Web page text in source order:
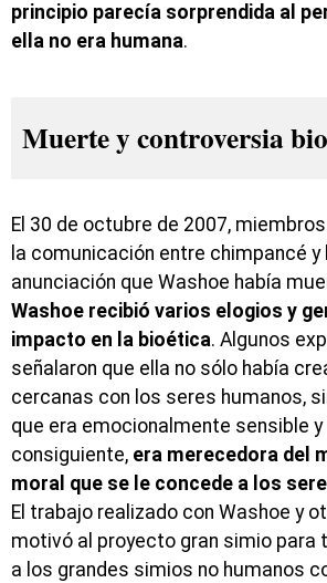
principio parecía sorprendida al
ella no era humana.
Muerte y controversia
El 30 de octubre de 2007,
la comunicación entre chimpancé y
anunciación que Washoe había
Washoe recibió varios elogios y
impacto en la bioética. Algunos
señalaron que ella no sólo había
cercanas con los seres humanos,
que era emocionalmente sensible y
consiguiente, era merecedora del
moral que se le concede a los
El trabajo realizado con Washoe y
motivó al proyecto gran simio para
a los grandes simios no humanos